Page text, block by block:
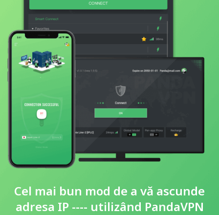
Cel mai bun mod de a vă ascunde
adresa IP ---- utilizând PandaVPN